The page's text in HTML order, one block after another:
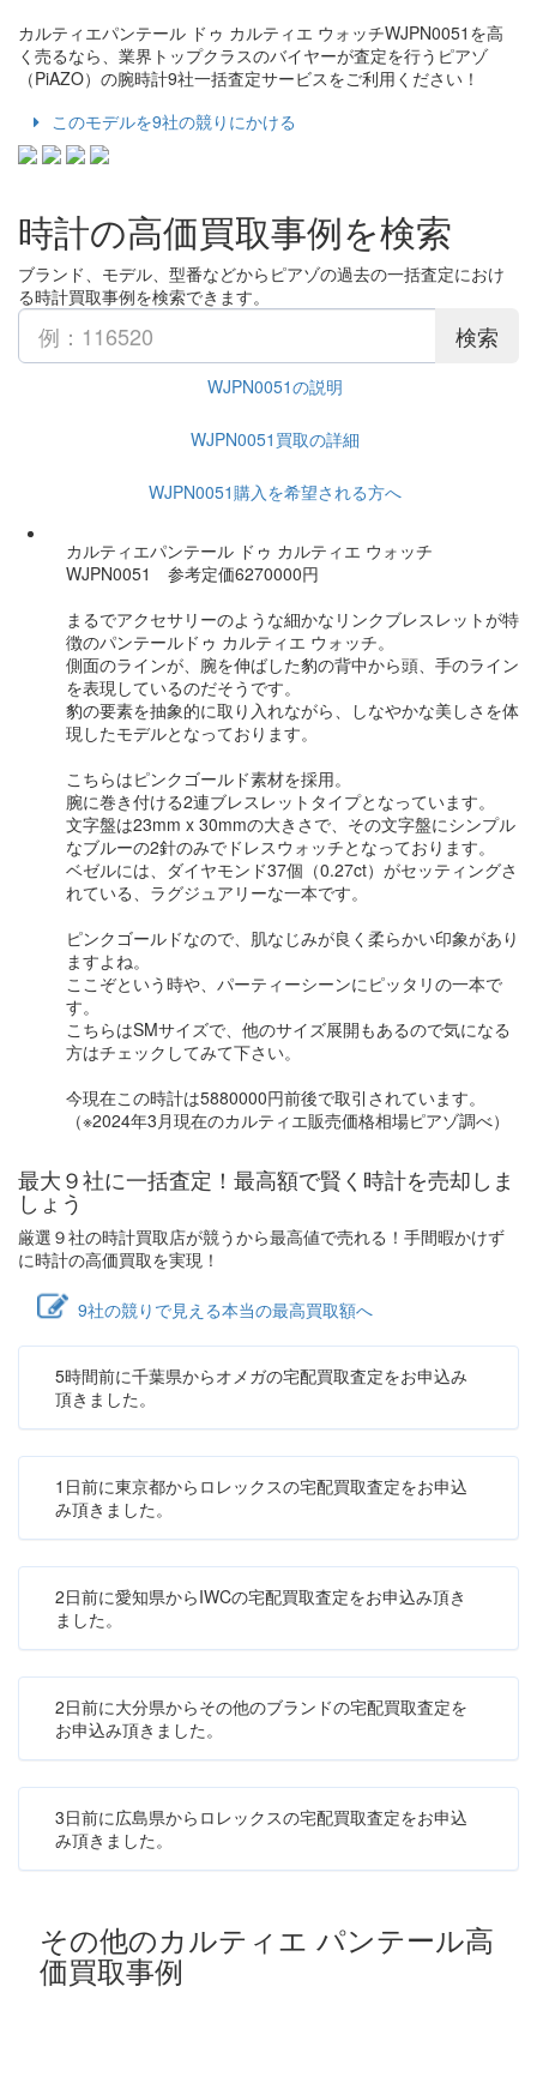
カルティエパンテール ドゥ カルティエ ウォッチWJPN0051を高
く売るなら、業界トップクラスのバイヤーが査定を行うピアゾ
（PiAZO）の腕時計9社一括査定サービスをご利用ください！
このモデルを9社の競りにかける
時計の高価買取事例を検索
ブランド、モデル、型番などからピアゾの過去の一括査定におけ
る時計買取事例を検索できます。
検索
WJPN0051の説明
WJPN0051買取の詳細
WJPN0051購入を希望される方へ
カルティエパンテール ドゥ カルティエ ウォッチ
WJPN0051 参考定価6270000円
まるでアクセサリーのような細かなリンクブレスレットが特
徴のパンテールドゥ カルティエ ウォッチ。
側面のラインが、腕を伸ばした豹の背中から頭、手のライン
を表現しているのだそうです。
豹の要素を抽象的に取り入れながら、しなやかな美しさを体
現したモデルとなっております。
こちらはピンクゴールド素材を採用。
腕に巻き付ける2連ブレスレットタイプとなっています。
文字盤は23mm x 30mmの大きさで、その文字盤にシンプル
なブルーの2針のみでドレスウォッチとなっております。
ベゼルには、ダイヤモンド37個（0.27ct）がセッティングさ
れている、ラグジュアリーな一本です。
ピンクゴールドなので、肌なじみが良く柔らかい印象があり
ますよね。
ここぞという時や、パーティーシーンにピッタリの一本で
す。
こちらはSMサイズで、他のサイズ展開もあるので気になる
方はチェックしてみて下さい。
今現在この時計は5880000円前後で取引されています。
（※2024年3月現在のカルティエ販売価格相場ピアゾ調べ）
最大９社に一括査定！ 最高額で賢く時計を売却しま
しょう
厳選９社の時計買取店が競うから最高値で売れる！手間暇かけず
に時計の高価買取を実現！
9社の競りで見える本当の最高買取額へ
5時間前に千葉県からオメガの宅配買取査定をお申込み
頂きました。
1日前に東京都からロレックスの宅配買取査定をお申込
み頂きました。
2日前に愛知県からIWCの宅配買取査定をお申込み頂き
ました。
2日前に大分県からその他のブランドの宅配買取査定を
お申込み頂きました。
3日前に広島県からロレックスの宅配買取査定をお申込
み頂きました。
その他のカルティエ パンテール高
価買取事例